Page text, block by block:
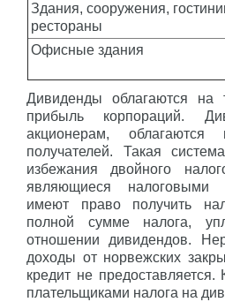
Здания, сооружения,
рестораны
Офисные здания
Дивиденды облагаются
прибыль корпораций.
акционерам,
получателей. Такая
избежания двойного
являющиеся налоговыми
имеют право получить
полной сумме налога,
отношении дивидендов.
доходы от норвежских
кредит не
плательщиками налога на